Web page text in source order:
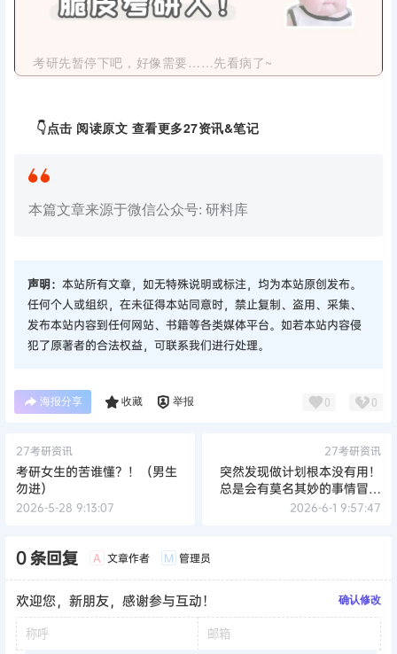
考研先暂停下吧，好像需要……先看病了~
👇点击 阅读原文 查看更多27资讯&笔记
本篇文章来源于微信公众号: 研料库
声明： 本站所有文章，如无特殊说明或标注，均为本站原创发布。
任何个人或组织，在未征得本站同意时，禁止复制、盗用、采集、
发布本站内容到任何网站、书籍等各类媒体平台。如若本站内容侵
犯了原著者的合法权益，可联系我们进行处理。
海报分享 收藏 举报 0 0
27考研资讯
考研女生的苦谁懂？！（男生
勿进）
2026-5-28 9:13:07
27考研资讯
突然发现做计划根本没有用！
总是会有莫名其妙的事情冒出
来，好烦~
2026-6-1 9:57:47
0 条回复 A 文章作者 M 管理员
欢迎您，新朋友，感谢参与互动！ 确认修改